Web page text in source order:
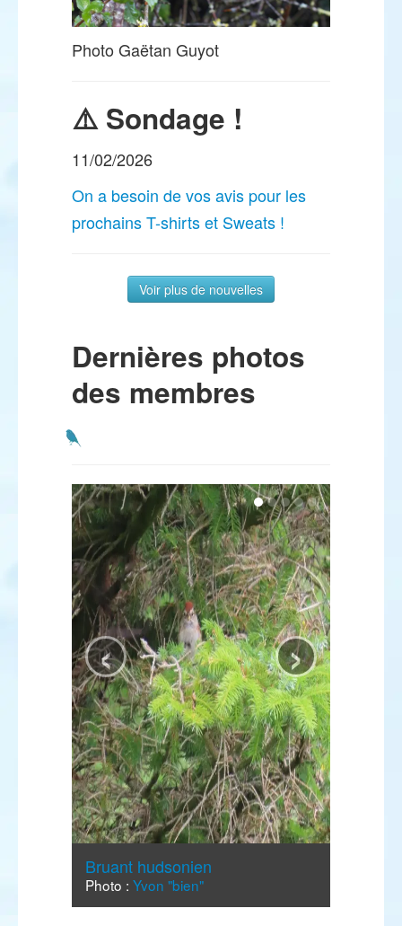
Photo Gaëtan Guyot
⚠️ Sondage !
11/02/2026
On a besoin de vos avis pour les
prochains T-shirts et Sweats !
Voir plus de nouvelles
Dernières photos
des membres
Bruant hudsonien
Photo : Yvon "bien"
‹ ›